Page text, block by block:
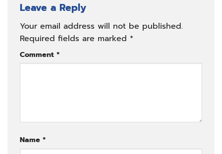
Leave a Reply
Your email address will not be published.
Required fields are marked *
Comment *
Name *